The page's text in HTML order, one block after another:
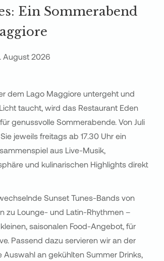
Ein Sommerabend
August 2026
dem Lago Maggiore untergeht und
taucht, wird das Restaurant Eden
genussvolle Sommerabende. Von Juli
jeweils freitags ab 17.30 Uhr ein
aus Live-Musik,
und kulinarischen Highlights direkt
Sunset Tunes-Bands von
zu Lounge- und Latin-Rhythmen –
saisonalen Food-Angebot, für
Passend dazu servieren wir an der
Auswahl an gekühlten Summer Drinks,